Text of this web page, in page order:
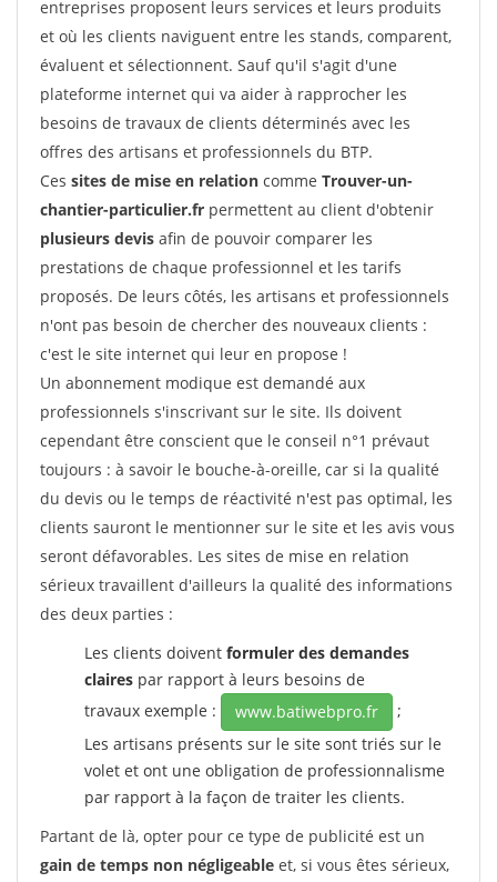
entreprises proposent leurs services et leurs produits
et où les clients naviguent entre les stands, comparent,
évaluent et sélectionnent. Sauf qu'il s'agit d'une
plateforme internet qui va aider à rapprocher les
besoins de travaux de clients déterminés avec les
offres des artisans et professionnels du BTP.
Ces sites de mise en relation comme Trouver-un-
chantier-particulier.fr permettent au client d'obtenir
plusieurs devis afin de pouvoir comparer les
prestations de chaque professionnel et les tarifs
proposés. De leurs côtés, les artisans et professionnels
n'ont pas besoin de chercher des nouveaux clients :
c'est le site internet qui leur en propose !
Un abonnement modique est demandé aux
professionnels s'inscrivant sur le site. Ils doivent
cependant être conscient que le conseil n°1 prévaut
toujours : à savoir le bouche-à-oreille, car si la qualité
du devis ou le temps de réactivité n'est pas optimal, les
clients sauront le mentionner sur le site et les avis vous
seront défavorables. Les sites de mise en relation
sérieux travaillent d'ailleurs la qualité des informations
des deux parties :
Les clients doivent formuler des demandes
claires par rapport à leurs besoins de
travaux exemple :
www.batiwebpro.fr
;
Les artisans présents sur le site sont triés sur le
volet et ont une obligation de professionnalisme
par rapport à la façon de traiter les clients.
Partant de là, opter pour ce type de publicité est un
gain de temps non négligeable et, si vous êtes sérieux,